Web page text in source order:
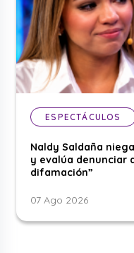
ESPECTÁCULOS
Naldy Saldaña
y evalúa denunciar
difamación”
07 Ago 2026